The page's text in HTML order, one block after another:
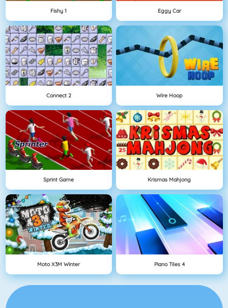
Fishy 1 Eggy Car
Connect 2 Wire Hoop
Sprint Game Krismas Mahjong
Moto X3M Winter Piano Tiles 4